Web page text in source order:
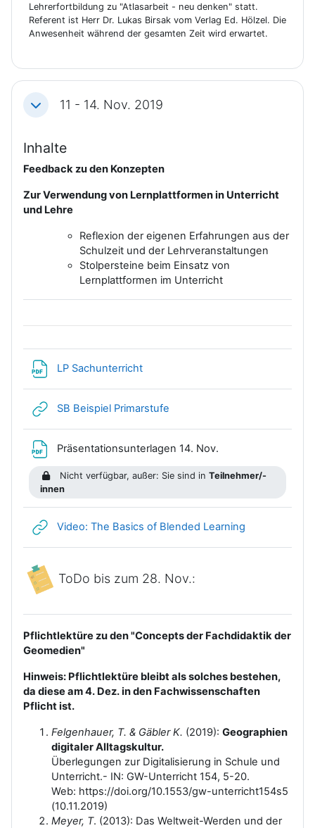
Lehrerfortbildung zu "Atlasarbeit - neu denken" statt.
Referent ist Herr Dr. Lukas Birsak vom Verlag Ed. Hölzel. Die
Anwesenheit während der gesamten Zeit wird erwartet.
Einklappen11 - 14. Nov. 2019
Inhalte
Feedback zu den Konzepten
Zur Verwendung von Lernplattformen in Unterricht
und Lehre
Reflexion der eigenen Erfahrungen aus der
Schulzeit und der Lehrveranstaltungen
Stolpersteine beim Einsatz von
Lernplattformen im Unterricht
LP Sachunterricht
SB Beispiel Primarstufe
Präsentationsunterlagen 14. Nov.
Nicht verfügbar, außer: Sie sind inTeilnehmer/-
innen
Video: The Basics of Blended Learning
ToDo bis zum 28. Nov.:
Pflichtlektüre zu den "Concepts der Fachdidaktik der
Geomedien"
Hinweis: Pflichtlektüre bleibt als solches bestehen,
da diese am 4. Dez. in den Fachwissenschaften
Pflicht ist.
Felgenhauer, T. & Gäbler K. (2019): Geographien
digitaler Alltagskultur.
Überlegungen zur Digitalisierung in Schule und
Unterricht.- IN: GW-Unterricht 154, 5-20.
Web: https://doi.org/10.1553/gw-unterricht154s5
(10.11.2019)
Meyer, T. (2013): Das Weltweit-Werden und der